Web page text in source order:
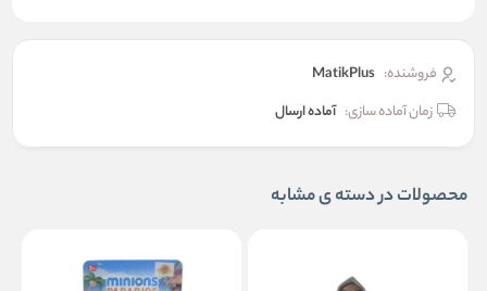
فروشنده: MatikPlus
زمان آماده سازی: آماده ارسال
محصولات در دسته ی مشابه